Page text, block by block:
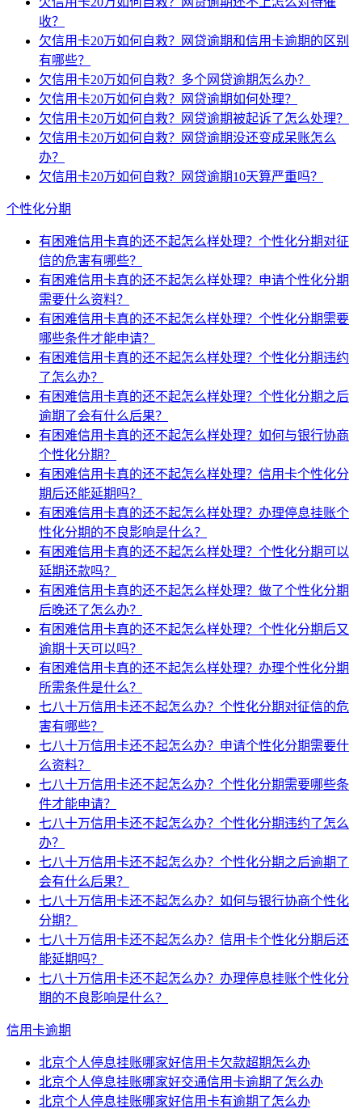
收？
欠信用卡20万如何自救？网贷逾期和信用卡逾期的区别
有哪些？
欠信用卡20万如何自救？多个网贷逾期怎么办？
欠信用卡20万如何自救？网贷逾期如何处理？
欠信用卡20万如何自救？网贷逾期被起诉了怎么处理？
欠信用卡20万如何自救？网贷逾期没还变成呆账怎么
办？
欠信用卡20万如何自救？网贷逾期10天算严重吗？
个性化分期
有困难信用卡真的还不起怎么样处理？个性化分期对征
信的危害有哪些？
有困难信用卡真的还不起怎么样处理？申请个性化分期
需要什么资料？
有困难信用卡真的还不起怎么样处理？个性化分期需要
哪些条件才能申请？
有困难信用卡真的还不起怎么样处理？个性化分期违约
了怎么办？
有困难信用卡真的还不起怎么样处理？个性化分期之后
逾期了会有什么后果？
有困难信用卡真的还不起怎么样处理？如何与银行协商
个性化分期？
有困难信用卡真的还不起怎么样处理？信用卡个性化分
期后还能延期吗？
有困难信用卡真的还不起怎么样处理？办理停息挂账个
性化分期的不良影响是什么？
有困难信用卡真的还不起怎么样处理？个性化分期可以
延期还款吗？
有困难信用卡真的还不起怎么样处理？做了个性化分期
后晚还了怎么办？
有困难信用卡真的还不起怎么样处理？个性化分期后又
逾期十天可以吗？
有困难信用卡真的还不起怎么样处理？办理个性化分期
所需条件是什么？
七八十万信用卡还不起怎么办？个性化分期对征信的危
害有哪些？
七八十万信用卡还不起怎么办？申请个性化分期需要什
么资料？
七八十万信用卡还不起怎么办？个性化分期需要哪些条
件才能申请？
七八十万信用卡还不起怎么办？个性化分期违约了怎么
办？
七八十万信用卡还不起怎么办？个性化分期之后逾期了
会有什么后果？
七八十万信用卡还不起怎么办？如何与银行协商个性化
分期？
七八十万信用卡还不起怎么办？信用卡个性化分期后还
能延期吗？
七八十万信用卡还不起怎么办？办理停息挂账个性化分
期的不良影响是什么？
信用卡逾期
北京个人停息挂账哪家好信用卡欠款超期怎么办
北京个人停息挂账哪家好交通信用卡逾期了怎么办
北京个人停息挂账哪家好信用卡有逾期了怎么办